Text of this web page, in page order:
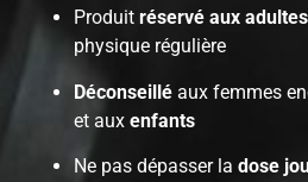
Produitréservé aux adultes
physique régulière
Déconseillé aux femmes
et auxenfants
Ne pas dépasser ladose